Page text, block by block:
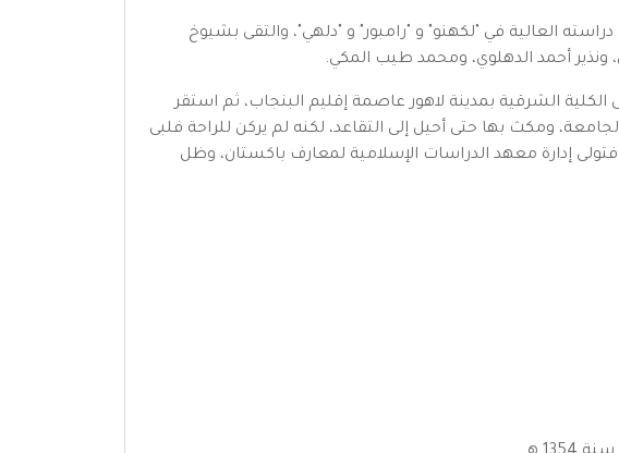
العالية في "لكهنو" و "رامبور" و "دلهي"، والتقى بشيوخ
ونذير أحمد الدهلوي، ومحمد طيب المكي.
الكلية الشرقية بمدينة لاهور عاصمة إقليم البنجاب، ثم استقر
ومكث بها حتى أحيل إلى التقاعد، لكنه لم يركن للراحة فلبى
إدارة معهد الدراسات الإسلامية لمعارف باكستان، وظل